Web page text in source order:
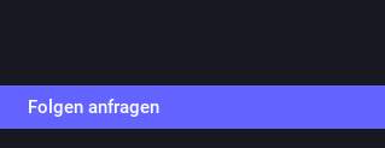
Folgen anfragen